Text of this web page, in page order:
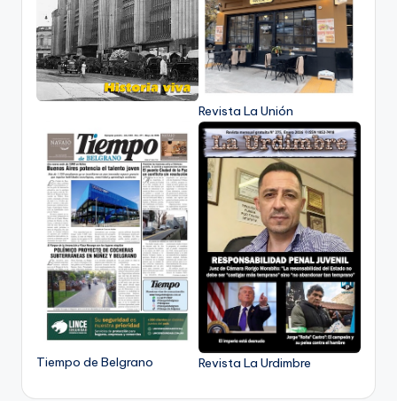
Revista La Unión
Tiempo de Belgrano Revista La Urdimbre